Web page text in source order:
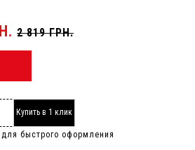
2 819 ГРН.
Купить в 1 клик
быстрого оформления